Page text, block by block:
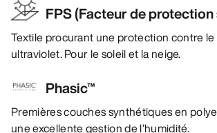
FPS (Facteur de
Textile procurant une protection contre
ultraviolet. Pour le soleil et la neige.
Phasic™
Premières couches synthétiques en
une excellente gestion de l’humidité.